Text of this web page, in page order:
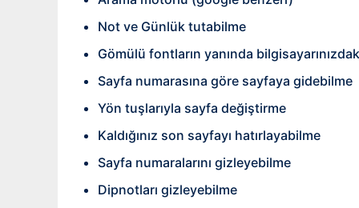
Not ve Günlük tutabilme
Gömülü fontların yanında
Sayfa numarasına göre sayfaya gidebilme
Yön tuşlarıyla sayfa değiştirme
Kaldığınız son sayfayı hatırlayabilme
Sayfa numaralarını gizleyebilme
Dipnotları gizleyebilme